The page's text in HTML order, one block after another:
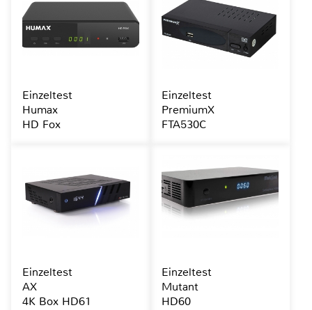
Einzeltest
Humax
HD Fox
Einzeltest
PremiumX
FTA530C
Einzeltest
AX
4K Box HD61
Einzeltest
Mutant
HD60